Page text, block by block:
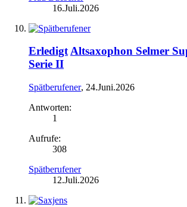
16.Juli.2026
ErledigtAltsaxophon Selmer
Serie II
Spätberufener, 24.Juni.2026
Antworten:
1
Aufrufe:
308
Spätberufener
12.Juli.2026